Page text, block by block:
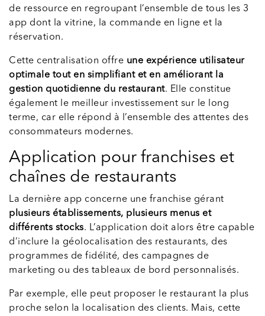
de ressource en regroupant l’ensemble de tous les 3
app dont la vitrine, la commande en ligne et la
réservation.
Cette centralisation offre une expérience utilisateur
optimale tout en simplifiant et en améliorant la
gestion quotidienne du restaurant. Elle constitue
également le meilleur investissement sur le long
terme, car elle répond à l’ensemble des attentes des
consommateurs modernes.
Application pour franchises et
chaînes de restaurants
La dernière app concerne une franchise gérant
plusieurs établissements, plusieurs menus et
différents stocks. L’application doit alors être capable
d’inclure la géolocalisation des restaurants, des
programmes de fidélité, des campagnes de
marketing ou des tableaux de bord personnalisés.
Par exemple, elle peut proposer le restaurant la plus
proche selon la localisation des clients. Mais, cette